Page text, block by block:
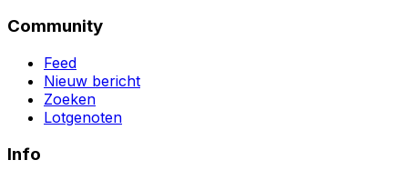
Community
Feed
Nieuw bericht
Zoeken
Lotgenoten
Info